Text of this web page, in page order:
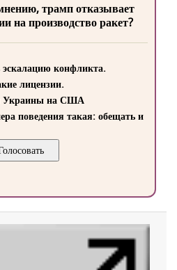
трамп отказывает
производство ракет?
конфликта.
лицензии.
Украины на США
поведения такая: обещать и